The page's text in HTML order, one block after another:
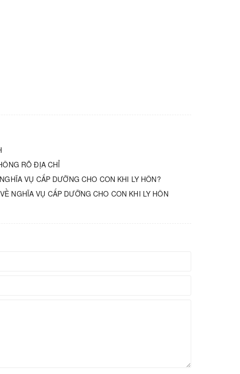
RÕ ĐỊA CHỈ
VỤ CẤP DƯỠNG CHO CON KHI LY HÔN?
NGHĨA VỤ CẤP DƯỠNG CHO CON KHI LY HÔN